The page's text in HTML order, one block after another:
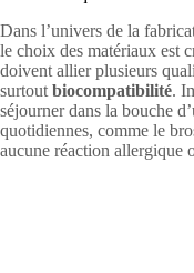
Dans l’univers de la
le choix des matériaux est
doivent allier plusieurs
surtout biocompatibilité.
séjourner dans la bouche
quotidiennes, comme le
aucune réaction allergique